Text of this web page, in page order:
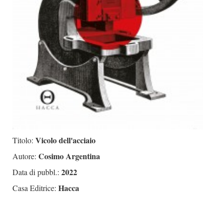
Premio Chiara
Tabù Festival 2014
A Tutto Volume
Salone di Torino
Marketing
Titolo: Vicolo dell'acciaio
Autore: Cosimo Argentina
Data di pubbl.: 2022
Casa Editrice: Hacca